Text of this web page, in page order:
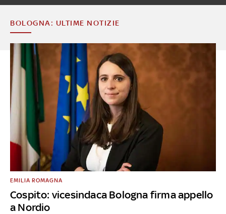
BOLOGNA: ULTIME NOTIZIE
Cospito: vicesindaca Bologna firma appello
a Nordio
EMILIA ROMAGNA